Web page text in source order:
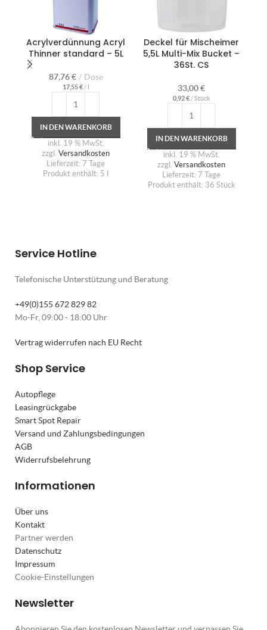
Acrylverdünnung Acryl
Thinner standard – 5L
87,76€ Dose
17,55€/
IN DEN WARENKORB
inkl. 19 % MwSt.
zzgl. Versandkosten
Lieferzeit: 7 Tage
Produkt enthält: 5
Deckel für Mischeimer
5,5L Multi-Mix Bucket –
36St. CS
33,00€
0,92€/Stück
IN DEN WARENKORB
inkl. 19 % MwSt.
zzgl. Versandkosten
Lieferzeit: 7 Tage
Produkt enthält: 36 Stück
Service Hotline
Telefonische Unterstützung und Beratung
+49(0)155 672 829 82
Mo-Fr, 09:00 - 18:00 Uhr
Vertrag widerrufen nach EU Recht
Shop Service
Autopflege
Leasingrückgabe
Smart Spot Repair
Versand und Zahlungsbedingungen
AGB
Widerrufsbelehrung
Informationen
Über uns
Kontakt
Partner werden
Datenschutz
Impressum
Cookie-Einstellungen
Newsletter